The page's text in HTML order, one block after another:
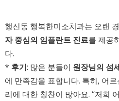
행신동 행복한미소치과는 오랜
자 중심의 임플란트 진료를 제공
다.
* 후기: 많은 분들이 원장님의 섬
에 만족감을 표합니다. 특히, 어
리에 대한 칭찬이 많아요. “저희